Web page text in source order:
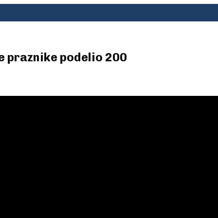
praznike podelio 200